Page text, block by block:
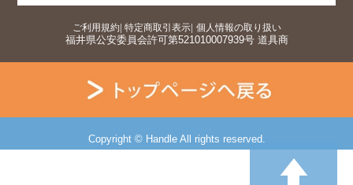
ご利用規約| 特定商取引表示| 個人情報の取り扱い
福井県公安委員会許可第521010007939号 道具商
Copyright © Handle All rights reserved.